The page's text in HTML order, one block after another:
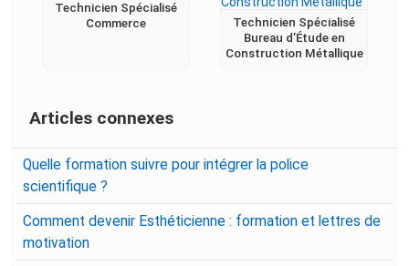
Technicien Spécialisé
Commerce
Technicien Spécialisé
Bureau d’Étude en
Construction Métallique
Articles connexes
Quelle formation suivre pour intégrer la police
scientifique ?
Comment devenir Esthéticienne : formation et lettres de
motivation